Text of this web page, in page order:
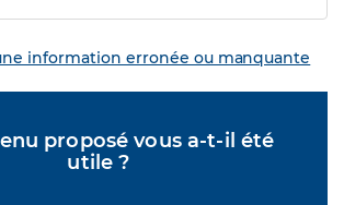
information erronée ou manquante
proposé vous a-t-il été
utile ?